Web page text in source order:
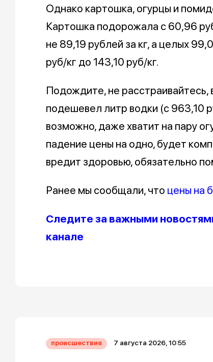
Однако картошка, огурцы и
Картошка подорожала с 60,96
не 89,19 рублей за кг, а целых
руб/кг до 143,10 руб/кг.
Подождите, не
подешевел литр водки (с 963,10
возможно, даже хватит на пару
падение цены на одно, будет
вредит здоровью, обязательно
Ранее мы сообщали, что цены на
Следите за важными
канале
происшествия 7 августа 2026, 10:55